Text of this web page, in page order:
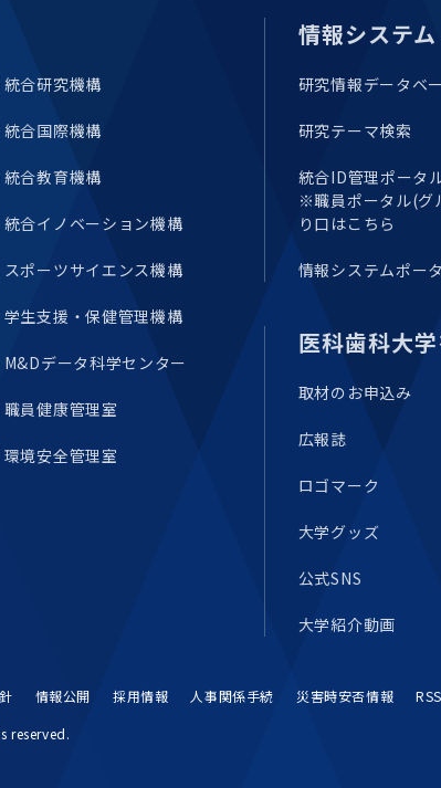
統合研究機構
統合国際機構
統合教育機構
統合イノベーション機構
スポーツサイエンス機構
学生支援・保健管理機構
M&Dデータ科学センター
職員健康管理室
環境安全管理室
情報システム
研究情報データベ
研究テーマ検索
統合ID管理ポータ
※職員ポータル(グ
り口はこちら
情報システムポー
医科歯科大
取材のお申込み
広報誌
ロゴマーク
大学グッズ
公式SNS
大学紹介動画
情報公開 採用情報 人事関係手続 災害時安否情報
reserved.